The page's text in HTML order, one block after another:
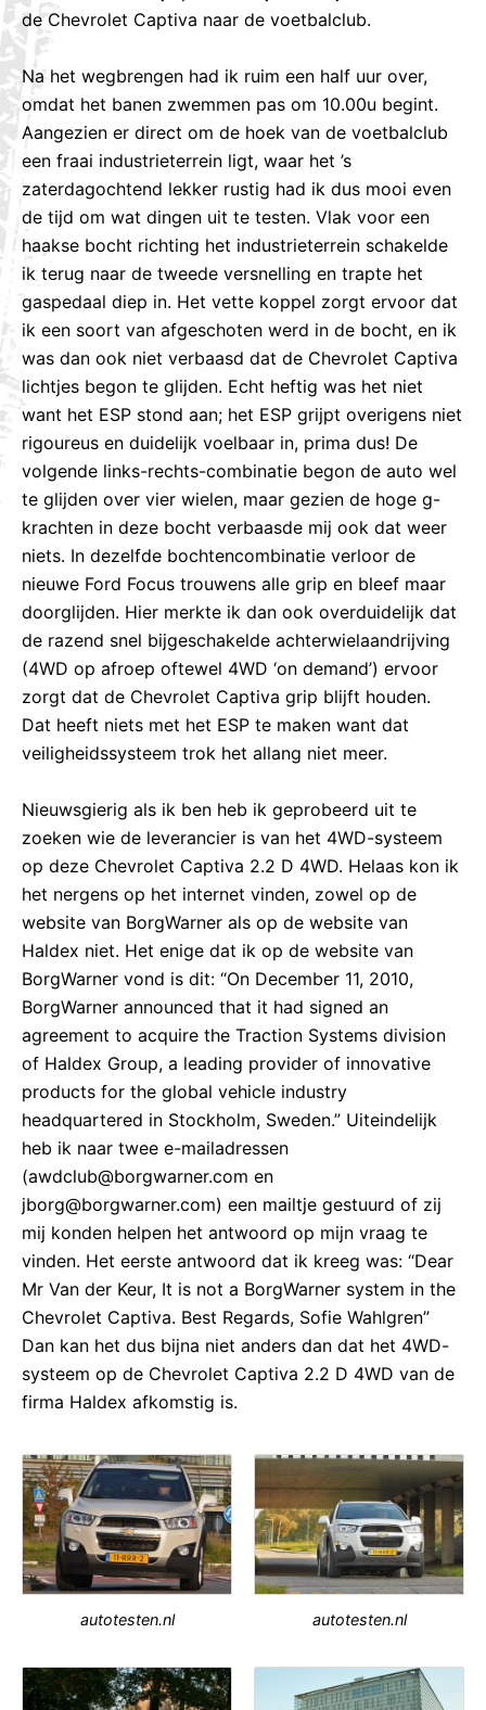
de Chevrolet Captiva naar de voetbalclub.
Na het wegbrengen had ik ruim een half uur over,
omdat het banen zwemmen pas om 10.00u begint.
Aangezien er direct om de hoek van de voetbalclub
een fraai industrieterrein ligt, waar het ’s
zaterdagochtend lekker rustig had ik dus mooi even
de tijd om wat dingen uit te testen. Vlak voor een
haakse bocht richting het industrieterrein schakelde
ik terug naar de tweede versnelling en trapte het
gaspedaal diep in. Het vette koppel zorgt ervoor dat
ik een soort van afgeschoten werd in de bocht, en ik
was dan ook niet verbaasd dat de Chevrolet Captiva
lichtjes begon te glijden. Echt heftig was het niet
want het ESP stond aan; het ESP grijpt overigens niet
rigoureus en duidelijk voelbaar in, prima dus! De
volgende links-rechts-combinatie begon de auto wel
te glijden over vier wielen, maar gezien de hoge g-
krachten in deze bocht verbaasde mij ook dat weer
niets. In dezelfde bochtencombinatie verloor de
nieuwe Ford Focus trouwens alle grip en bleef maar
doorglijden. Hier merkte ik dan ook overduidelijk dat
de razend snel bijgeschakelde achterwielaandrijving
(4WD op afroep oftewel 4WD ‘on demand’) ervoor
zorgt dat de Chevrolet Captiva grip blijft houden.
Dat heeft niets met het ESP te maken want dat
veiligheidssysteem trok het allang niet meer.
Nieuwsgierig als ik ben heb ik geprobeerd uit te
zoeken wie de leverancier is van het 4WD-systeem
op deze Chevrolet Captiva 2.2 D 4WD. Helaas kon ik
het nergens op het internet vinden, zowel op de
website van BorgWarner als op de website van
Haldex niet. Het enige dat ik op de website van
BorgWarner vond is dit: “On December 11, 2010,
BorgWarner announced that it had signed an
agreement to acquire the Traction Systems division
of Haldex Group, a leading provider of innovative
products for the global vehicle industry
headquartered in Stockholm, Sweden.” Uiteindelijk
heb ik naar twee e-mailadressen
(awdclub@borgwarner.com en
jborg@borgwarner.com) een mailtje gestuurd of zij
mij konden helpen het antwoord op mijn vraag te
vinden. Het eerste antwoord dat ik kreeg was: “Dear
Mr Van der Keur, It is not a BorgWarner system in the
Chevrolet Captiva. Best Regards, Sofie Wahlgren”
Dan kan het dus bijna niet anders dan dat het 4WD-
systeem op de Chevrolet Captiva 2.2 D 4WD van de
firma Haldex afkomstig is.
autotesten.nl autotesten.nl